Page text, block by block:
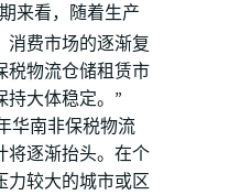
来看，随着生产
消费市场的逐渐复
税物流仓储租赁市
持大体稳定。”
华南非保税物流
将逐渐抬头。在个
力较大的城市或区